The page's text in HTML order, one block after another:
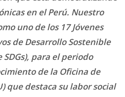
en el Perú. Nuestro
uno de los 17 Jóvenes
de Desarrollo Sostenible
para el periodo
de la Oficina de
que destaca su labor social